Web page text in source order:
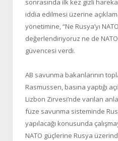
sonrasında ilk kez gizli harekat
iddia edilmesi üzerine
yönetimine, “Ne Rusya’yı
değerlendiriyoruz ne de
güvencesi verdi.
AB savunma bakanlarının
Rasmussen, basına yaptığı
Lizbon Zirvesi’nde varılan
füze savunma sisteminde
yapılacağı konusunda
NATO güçlerine Rusya